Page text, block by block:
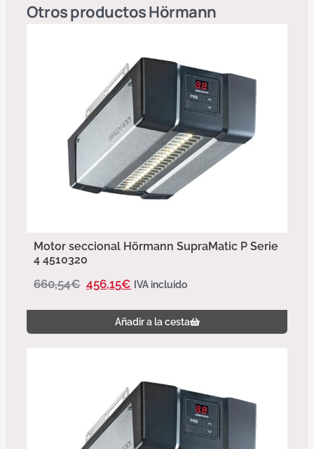
Otros productosHörmann
Motor seccional Hörmann SupraMatic P Serie
4 4510320
660,54€ 456,15€ IVA incluido
Añadir a la cesta